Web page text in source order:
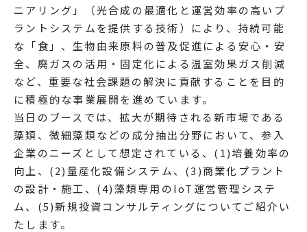
ニアリング」（光合成の最適化と運営効率の高いプ
ラントシステムを提供する技術）により、持続可能
な「食」、生物由来原料の普及促進による安心・安
全、廃ガスの活用・固定化による温室効果ガス削減
など、重要な社会課題の解決に貢献することを目的
に積極的な事業展開を進めています。
当日のブースでは、拡大が期待される新市場である
藻類、微細藻類などの成分抽出分野において、参入
企業のニーズとして想定されている、(1)培養効率の
向上、(2)量産化設備システム、(3)商業化プラント
の設計・施工、(4)藻類専用のIoT運営管理システ
ム、(5)新規投資コンサルティングについてご紹介い
たします。